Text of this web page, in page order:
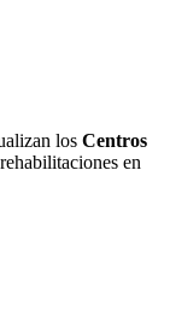
los Centros
en